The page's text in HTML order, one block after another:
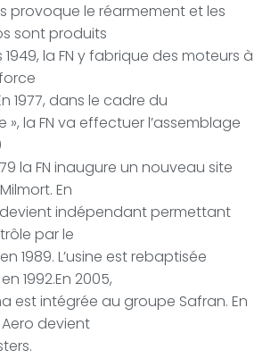
provoque le réarmement et les
sont produits
1949, la FN y fabrique des moteurs à
1977, dans le cadre du
», la FN va effectuer l’assemblage
la FN inaugure un nouveau site
En
devient indépendant permettant
par le
1989. L’usine est rebaptisée
1992.En 2005,
est intégrée au groupe Safran. En
devient